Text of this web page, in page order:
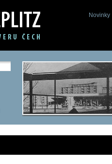
Novinky